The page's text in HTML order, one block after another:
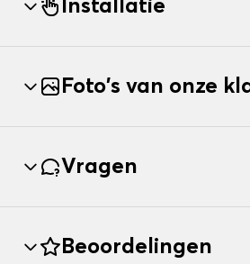
Installatie
Foto's van onze
Vragen
Beoordelingen